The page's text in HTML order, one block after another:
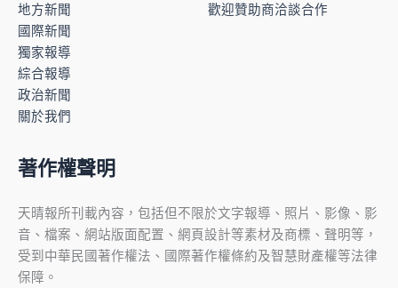
地方新聞
國際新聞
獨家報導
綜合報導
政治新聞
關於我們
歡迎贊助商洽談合作
著作權聲明
天晴報所刊載內容，包括但不限於文字報導、照片、影像、影
音、檔案、網站版面配置、網頁設計等素材及商標、聲明等，
受到中華民國著作權法、國際著作權條約及智慧財產權等法律
保障。